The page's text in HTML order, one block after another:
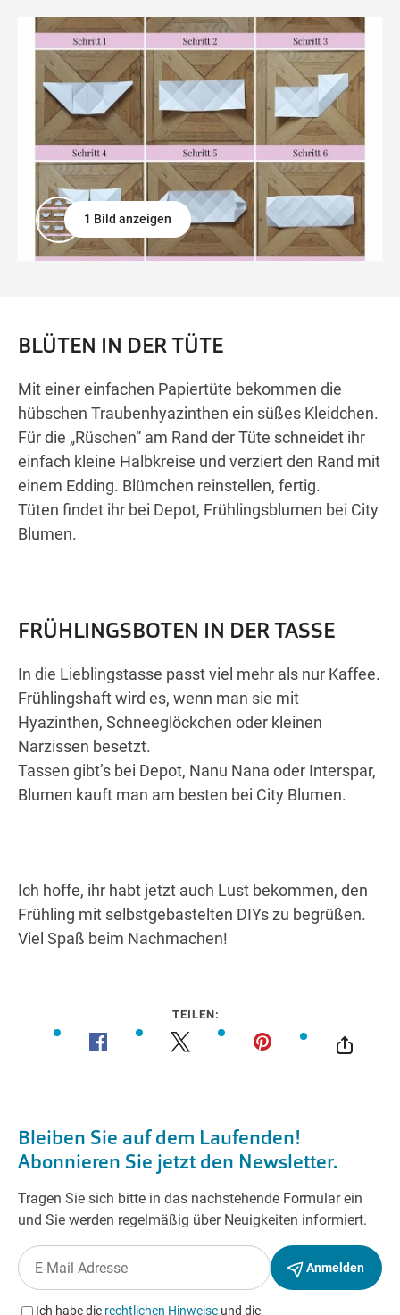
1 Bild anzeigen
BLÜTEN IN DER TÜTE
Mit einer einfachen Papiertüte bekommen die
hübschen Traubenhyazinthen ein süßes Kleidchen.
Für die „Rüschen“ am Rand der Tüte schneidet ihr
einfach kleine Halbkreise und verziert den Rand mit
einem Edding. Blümchen reinstellen, fertig.
Tüten findet ihr bei Depot, Frühlingsblumen bei City
Blumen.
FRÜHLINGSBOTEN IN DER TASSE
In die Lieblingstasse passt viel mehr als nur Kaffee.
Frühlingshaft wird es, wenn man sie mit
Hyazinthen, Schneeglöckchen oder kleinen
Narzissen besetzt.
Tassen gibt’s bei Depot, Nanu Nana oder Interspar,
Blumen kauft man am besten bei City Blumen.
Ich hoffe, ihr habt jetzt auch Lust bekommen, den
Frühling mit selbstgebastelten DIYs zu begrüßen.
Viel Spaß beim Nachmachen!
TEILEN: